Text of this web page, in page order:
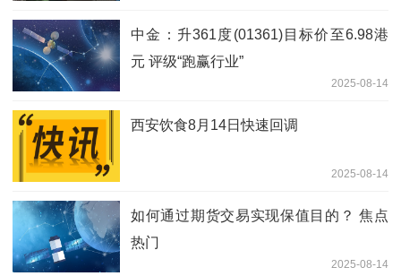
中金：升361度(01361)目标价至6.98港
元 评级“跑赢行业”
2025-08-14
西安饮食8月14日快速回调
2025-08-14
如何通过期货交易实现保值目的？ 焦点
热门
2025-08-14